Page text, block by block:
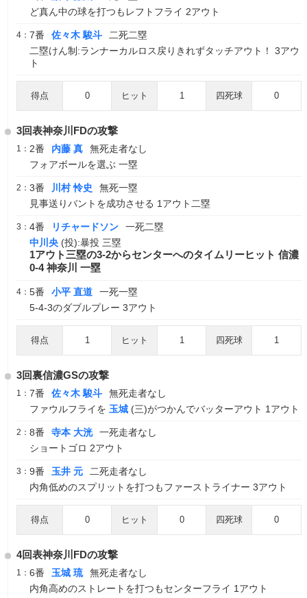
ど真ん中の球を打つもレフトフライ 2アウト
4： 7番 佐々木 駿斗
二死二塁
二塁けん制:ランナーカルロス戻りきれずタッチアウト！ 3アウ
ト
得点 0 ヒット 1 四死球 0
3回表神奈川FDの攻撃
1： 2番 内藤 真
無死走者なし
フォアボールを選ぶ 一塁
2： 3番 川村 怜史
無死一塁
見事送りバントを成功させる 1アウト二塁
3： 4番 リチャードソン
一死二塁
中川央 (投):暴投 三塁
1アウト三塁の3-2からセンターへのタイムリーヒット 信濃
0-4 神奈川 一塁
4： 5番 小平 直道
一死一塁
5-4-3のダブルプレー 3アウト
得点 1 ヒット 1 四死球 1
3回裏信濃GSの攻撃
1： 7番 佐々木 駿斗
無死走者なし
ファウルフライを 玉城 (三)がつかんでバッターアウト 1アウト
2： 8番 寺本 大洸
一死走者なし
ショートゴロ 2アウト
3： 9番 玉井 元
二死走者なし
内角低めのスプリットを打つもファーストライナー 3アウト
得点 0 ヒット 0 四死球 0
4回表神奈川FDの攻撃
1： 6番 玉城 琉
無死走者なし
内角高めのストレートを打つもセンターフライ 1アウト